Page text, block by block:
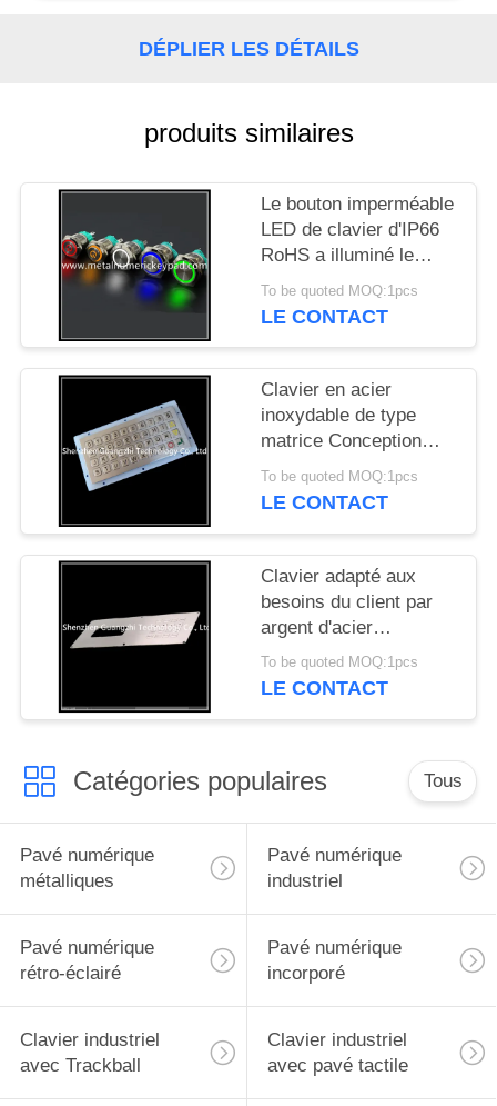
PRIVACY
POLICY
DÉPLIER LES DÉTAILS
produits similaires
Le bouton imperméable
LED de clavier d'IP66
RoHS a illuminé le
bouton en métal
To be quoted MOQ:1pcs
LE CONTACT
Clavier en acier
inoxydable de type
matrice Conception
personnalisée avec 40
boutons pinpad
To be quoted MOQ:1pcs
LE CONTACT
Clavier adapté aux
besoins du client par
argent d'acier
inoxydable avec l'écran
mené pour
To be quoted MOQ:1pcs
LE CONTACT
Catégories populaires Tous
Pavé numérique
métalliques
Pavé numérique
industriel
Pavé numérique
rétro-éclairé
Pavé numérique
incorporé
Clavier industriel
avec Trackball
Clavier industriel
avec pavé tactile